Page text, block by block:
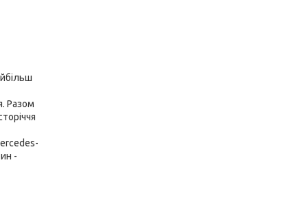
Разом
-